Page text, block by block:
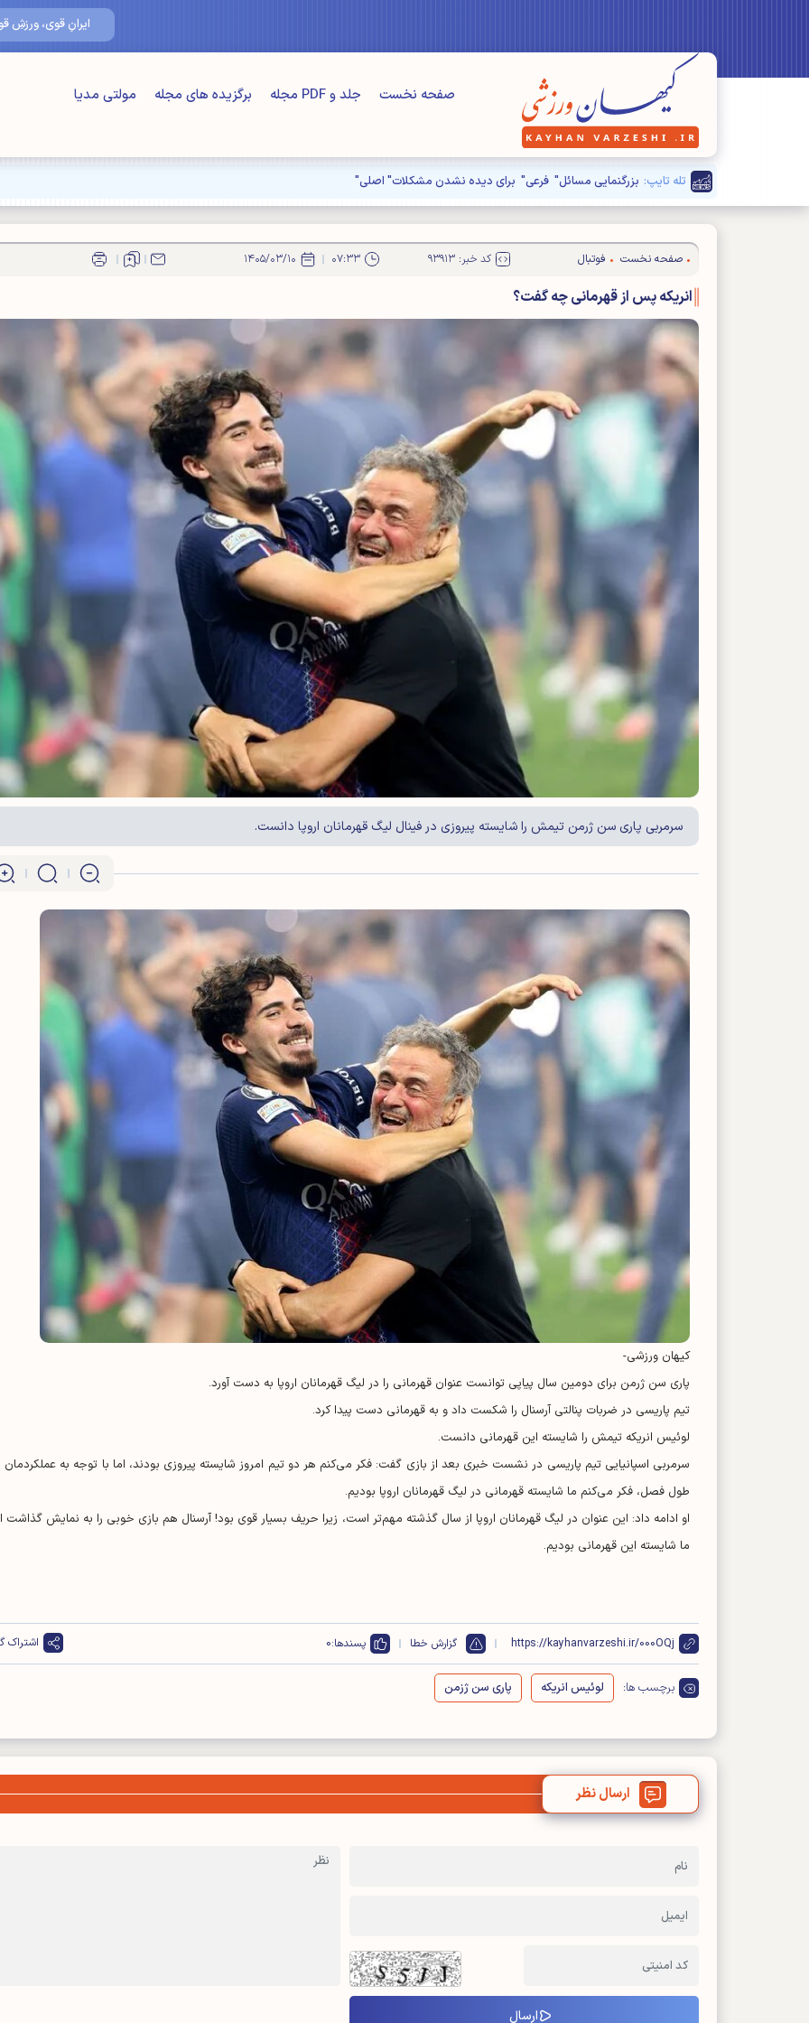
ایرانِ قوی، ورزشِ قوی ۱۶/مرداد/۱۴۰۵
صفحه نخست جلد و PDF مجله برگزیده های مجله مولتی مدیا
تله تایپ: بزرگنمایی مسائل" فرعی" برای دیده نشدن مشکلات" اصلی"
صفحه نخست فوتبال کد خبر: ۹۳۹۱۳ ۰۷:۳۳ ۱۴۰۵/۰۳/۱۰
انریکه پس از قهرمانی چه گفت؟
سرمربی پاری سن ژرمن تیمش را شایسته پیروزی در فینال لیگ قهرمانان اروپا دانست.
کیهان ورزشی-
پاری سن ژرمن برای دومین سال پیاپی توانست عنوان قهرمانی را در لیگ قهرمانان اروپا به دست آورد.
تیم پاریسی در ضربات پنالتی آرسنال را شکست داد و به قهرمانی دست پیدا کرد.
لوئیس انریکه تیمش را شایسته این قهرمانی دانست.
سرمربی اسپانیایی تیم پاریسی در نشست خبری بعد از بازی گفت: فکر می‌کنم هر دو تیم امروز شایسته پیروزی بودند، اما با توجه به عملکردمان
طول فصل، فکر می‌کنم ما شایسته قهرمانی در لیگ قهرمانان اروپا بودیم.
او ادامه داد: این عنوان در لیگ قهرمانان اروپا از سال گذشته مهم‌تر است، زیرا حریف بسیار قوی بود! آرسنال هم بازی خوبی را به نمایش گذاشت
ما شایسته این قهرمانی بودیم.
https://kayhanvarzeshi.ir/000OQj گزارش خطا پسندها:0 اشتراک
برچسب ها: لوئیس انریکه پاری سن ژزمن
ارسال نظر